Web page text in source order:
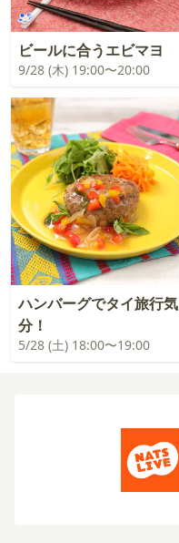
ビールに合うエビマヨ
9/28 (木) 19:00〜20:00
ハンバーグでタイ旅行気
分！
5/28 (土) 18:00〜19:00